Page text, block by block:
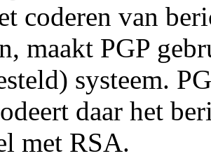
coderen van
maakt PGP
systeem.
daar het
met RSA.